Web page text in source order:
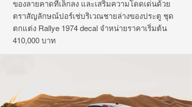
ของลายคาดที่เล็กลง และเสริมความโดดเด่นด้วย
ตราสัญลักษณ์ปอร์เช่บริเวณชายล่างของประตู ชุด
ตกแต่ง Rallye 1974 decal จำหน่ายราคาเริ่มต้น
410,000 บาท